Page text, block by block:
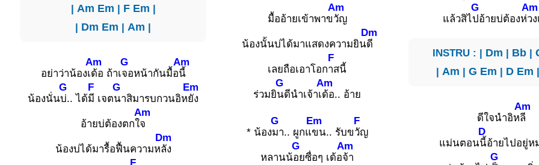
| Am Em | F Em |
| Dm Em | Am |
อย่าว่าน้องเ
Am
ด้อ ถ้าเ
G
จอหน้ากันมื้อ
Am
นี้
น้องนั่น
G
บ่.. ได้
F
มี เจต
G
นาสิมารบกวนอิห
Em
ยัง
อ้ายบ่ต้องตกใ
Am
จ
น้องบ่ได้มารื้อฟื้นความห
Dm
ลัง
มื้ออ้ายเข้าพาข
Am
วัญ
น้องนั้นบ่ได้มาแสดงความยิน
Dm
ดี
เลยถือเอาโอก
F
าสนี้
ร่วมยิ
G
นดีนำเจ้าเ
Am
ด้อ.. อ้าย
* น้อง
G
มา.. ผูกแ
Em
ขน.. รับข
F
วัญ
หลานน้
G
อยซื่อๆ เด้อ
Am
จ้า
แล้วสิไ
G
ปอ้ายบ่ต้องห่
Am
ว
INSTRU : | Dm | Bb|
| Am |G Em | D Em
ดีใจนำอิห
Am
ลี
แม่นตอน
D
นี้อ้ายไปอยู่ห
G